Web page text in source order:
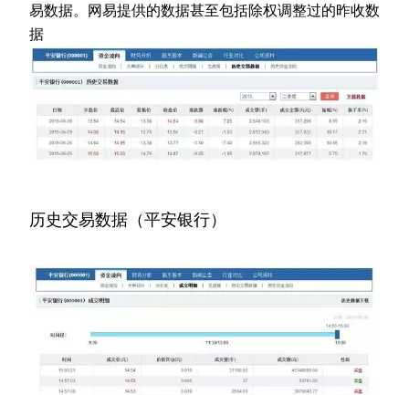
易数据。网易提供的数据甚至包括除权调整过的昨收数
据
历史交易数据（平安银行）